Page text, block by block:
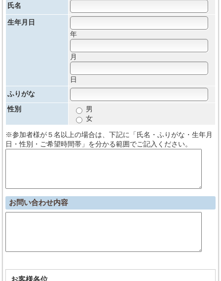
氏名
生年月日
年
月
日
ふりがな
性別
男
女
※参加者様が５名以上の場合は、下記に「氏名・ふりがな・生年月
日・性別・ご希望時間帯」を分かる範囲でご記入ください。
お問い合わせ内容
お客様各位